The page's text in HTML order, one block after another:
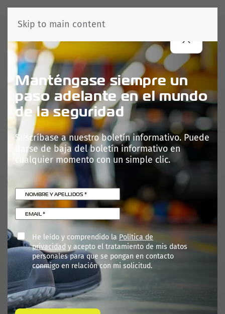
Skip to main content
Manténgase siempre un
paso adelante en el mundo
de la seguridad
Suscríbase a nuestro boletín informativo. Puede
darse de baja del boletín informativo en
cualquier momento con un simple clic.
NOMBRE Y APELLIDOS*
EMAIL *
He leído y comprendido la Política de
privacidad y acepto el tratamiento de mis datos
personales para que se pongan en contacto
conmigo en relación con mi solicitud.